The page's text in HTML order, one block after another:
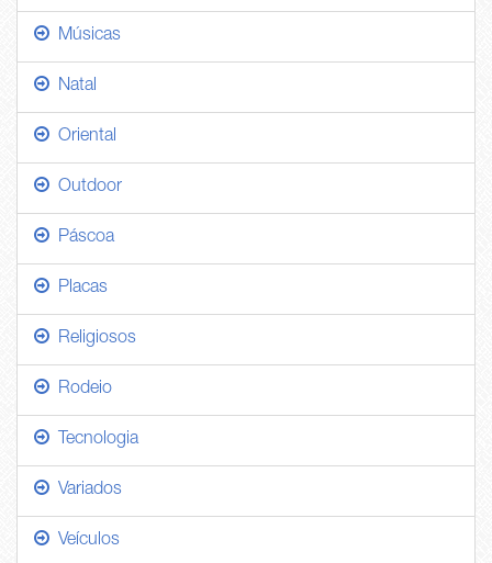
Músicas
Natal
Oriental
Outdoor
Páscoa
Placas
Religiosos
Rodeio
Tecnologia
Variados
Veículos